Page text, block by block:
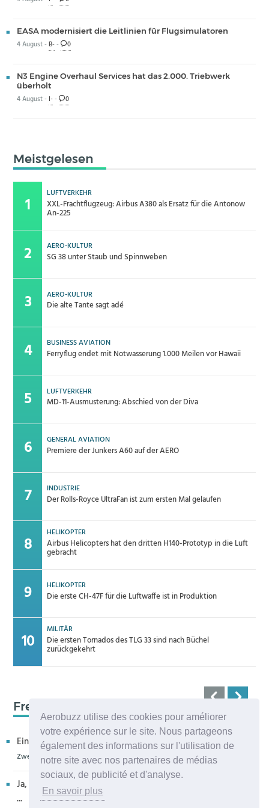
Aerobuzz utilise des cookies pour améliorer
votre expérience sur le site. Nous partageons
également des informations sur l'utilisation de
notre site avec nos partenaires de médias
sociaux, de publicité et d'analyse.
En savoir plus
EASA modernisiert die Leitlinien für Flugsimulatoren
4 August -B-- 0
N3 Engine Overhaul Services hat das 2.000. Triebwerk
überholt
4 August - I-- 0
Meistgelesen
LUFTVERKEHR
XXL-Frachtflugzeug: Airbus A380 als Ersatz für die Antonow
An-225
AERO-KULTUR
SG 38 unter Staub und Spinnweben
AERO-KULTUR
Die alte Tante sagt adé
BUSINESS AVIATION
Ferryflug endet mit Notwasserung 1.000 Meilen vor Hawaii
LUFTVERKEHR
MD-11-Ausmusterung: Abschied von der Diva
GENERAL AVIATION
Premiere der Junkers A60 auf der AERO
INDUSTRIE
Der Rolls-Royce UltraFan ist zum ersten Mal gelaufen
HELIKOPTER
Airbus Helicopters hat den dritten H140-Prototyp in die Luft
gebracht
HELIKOPTER
Die erste CH-47F für die Luftwaffe ist in Produktion
MILITÄR
Die ersten Tornados des TLG 33 sind nach Büchel
zurückgekehrt
Frequenz 123,45
Ein kritischer Leser bedankt sich für die Aufnahme in eur...
Zweiter H160M-Prototyp fliegt
Ja, sehr bedauerlich diese Entwicklung, die allenthalben um
...